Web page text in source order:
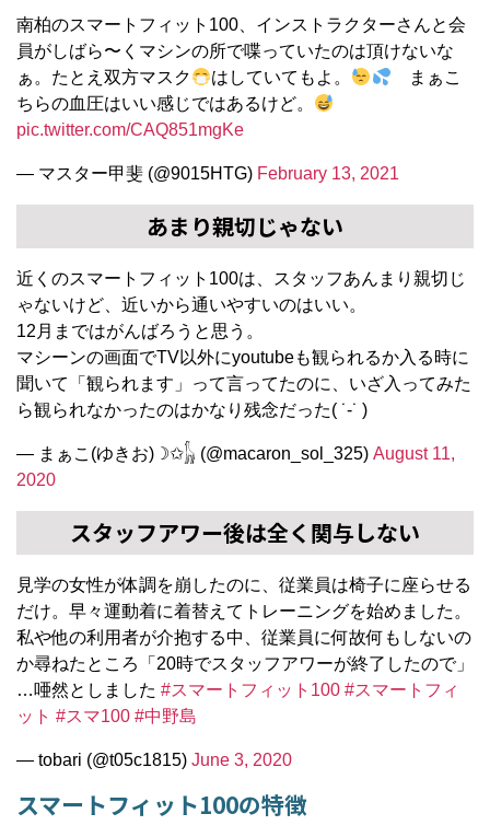
南柏のスマートフィット100、インストラクターさんと会
員がしばら〜くマシンの所で喋っていたのは頂けないな
ぁ。たとえ双方マスク
はしていてもよ。
まぁこ
ちらの血圧はいい感じではあるけど。
pic.twitter.com/CAQ851mgKe
— マスター甲斐 (@9015HTG) February 13, 2021
あまり親切じゃない
近くのスマートフィット100は、スタッフあんまり親切じ
ゃないけど、近いから通いやすいのはいい。
12月まではがんばろうと思う。
マシーンの画面でTV以外にyoutubeも観られるか入る時に
聞いて「観られます」って言ってたのに、いざ入ってみた
ら観られなかったのはかなり残念だった( ˙-˙ )
— まぁこ(ゆきお)☽✩𓃱 (@macaron_sol_325) August 11,
2020
スタッフアワー後は全く関与しない
見学の女性が体調を崩したのに、従業員は椅子に座らせる
だけ。早々運動着に着替えてトレーニングを始めました。
私や他の利用者が介抱する中、従業員に何故何もしないの
か尋ねたところ「20時でスタッフアワーが終了したので」
…唖然としました #スマートフィット100 #スマートフィ
ット #スマ100 #中野島
— tobari (@t05c1815) June 3, 2020
スマートフィット100の特徴